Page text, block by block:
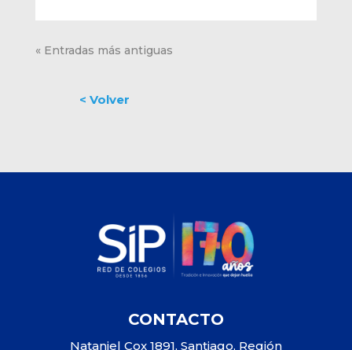
« Entradas más antiguas
CONTACTO
Nataniel Cox 1891, Santiago, Región